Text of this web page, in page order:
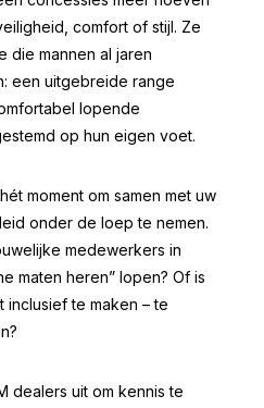
comfort of stijl. Ze
die mannen al jaren
een uitgebreide range
lopende
op hun eigen voet.
moment om samen met uw
onder de loep te nemen.
medewerkers in
maten heren” lopen? Of is
te maken – te
dealers uit om kennis te